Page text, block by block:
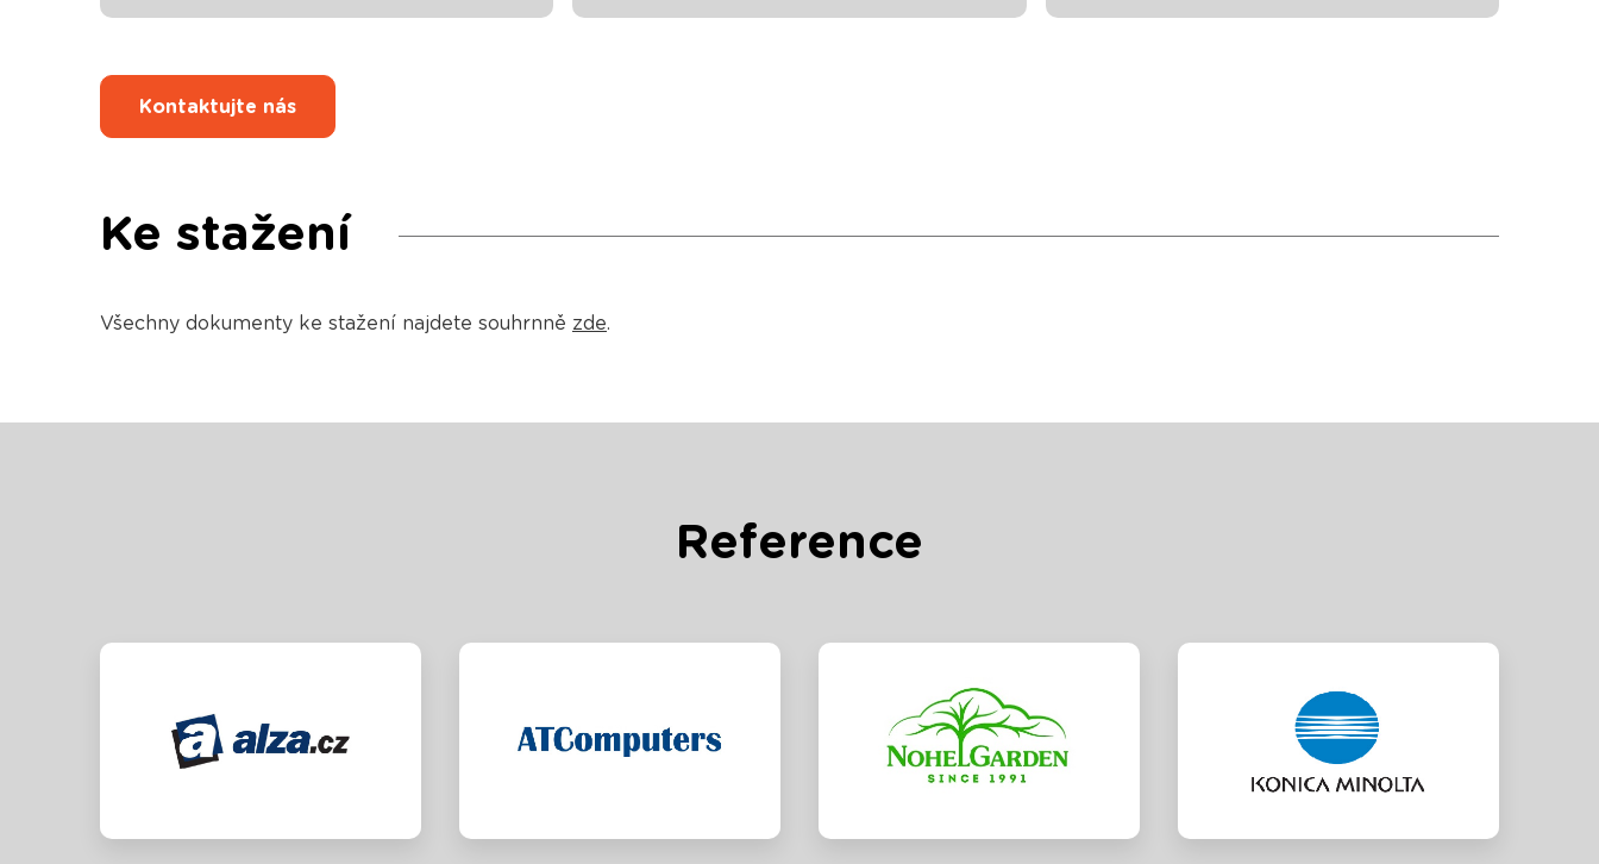
Kontaktujte nás
Ke stažení
Všechny dokumenty ke stažení najdete souhrnně zde.
Reference